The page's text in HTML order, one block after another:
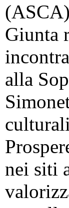
Giunta
alla
nei siti